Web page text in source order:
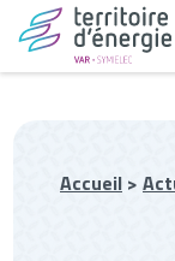
Accueil >